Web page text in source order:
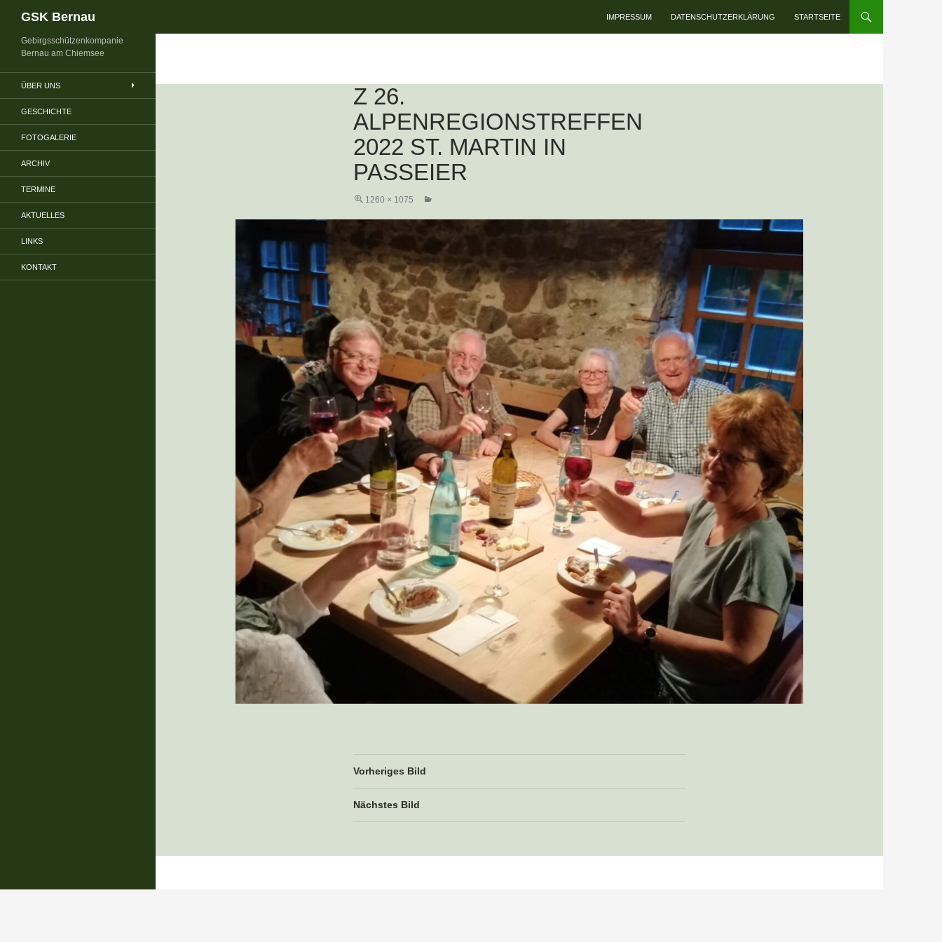
GSK Bernau
IMPRESSUM
DATENSCHUTZERKLÄRUNG STARTSEITE
Z 26.
ALPENREGIONSTREFFEN
2022 ST. MARTIN IN
PASSEIER
1260 × 1075
Vorheriges Bild
Nächstes Bild
Gebirgsschützenkompanie
Bernau am Chiemsee
ÜBER UNS
GESCHICHTE
FOTOGALERIE
ARCHIV
TERMINE
AKTUELLES
LINKS
KONTAKT